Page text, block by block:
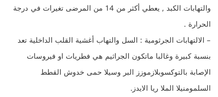
والتهابات الكبد , يعطي أكثر من 14 من المرضى تغيرات في درجة
الحرارة .
– الالتهابات الجرثومية : السل والتهاب أغشية القلب الداخلية تعد
بنسبة كبيرة وغالبا ماتكون الجراثيم هي فطريات او فيروسات
الإصابة بالتوكسوبلازموزز البر وسيلا حمى خدوش القطط
السلمومنيلا الملا ريا الايدز.